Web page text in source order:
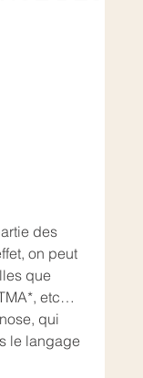
des
on peut
que
etc…
qui
le langage